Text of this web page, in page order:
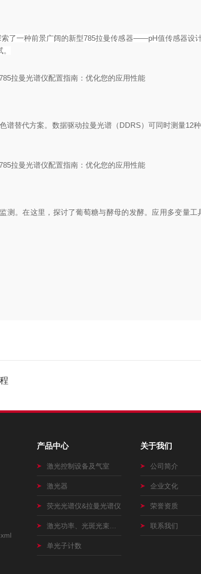
了一种前景广阔的新型785拉曼传感器——pH值传感器设
谱替代方案。数据驱动拉曼光谱（DDRS）可同时测量12
。在这里，探讨了葡萄糖与酵母的发酵。应用多变量
产品中心
激光控制设备及气室
激光器
荧光光谱仪&拉曼光谱仪
激光功率、光斑光束测量仪
单光子计数
关于我们
公司简介
企业文化
荣誉资质
联系我们